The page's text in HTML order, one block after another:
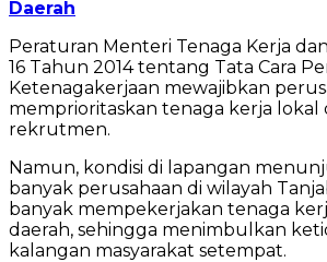
Daerah
Peraturan Menteri Tenaga Kerja
16 Tahun 2014 tentang Tata Cara
Ketenagakerjaan mewajibkan
memprioritaskan tenaga kerja lokal
rekrutmen.
Namun, kondisi di lapangan
banyak perusahaan di wilayah
banyak mempekerjakan tenaga
daerah, sehingga menimbulkan
kalangan masyarakat setempat.